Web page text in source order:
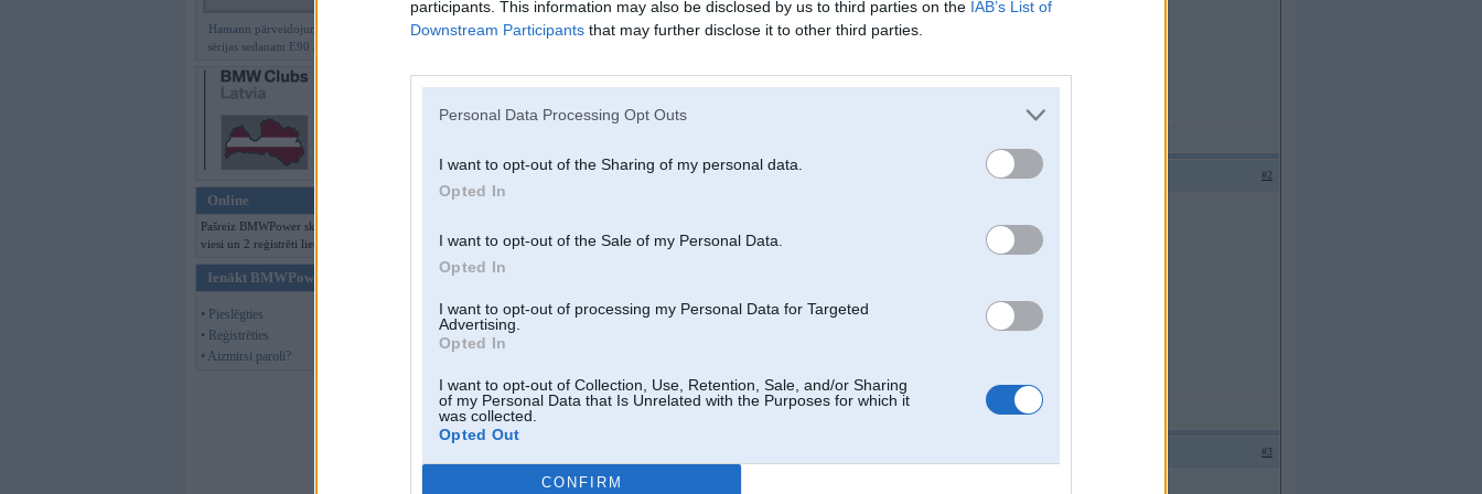
participants. This information may also be disclosed by us to third parties on the IAB’s List of
Downstream Participants that may further disclose it to other third parties.
Personal Data Processing Opt Outs
I want to opt-out of the Sharing of my personal data.
Opted In
I want to opt-out of the Sale of my Personal Data.
Opted In
I want to opt-out of processing my Personal Data for Targeted
Advertising.
Opted In
I want to opt-out of Collection, Use, Retention, Sale, and/or Sharing
of my Personal Data that Is Unrelated with the Purposes for which it
was collected.
Opted Out
CONFIRM
Hamann pārveidojumi BMW 3.
sērijas sedanam E90 ar M paketi
Online
Pašreiz BMWPower skatās 121
viesi un 2 reģistrēti lietotāji.
Ienākt BMWPower
• Pieslēgties
• Reģistrēties
• Aizmirsi paroli?
Kopš:18. Sep 2009
Ziņojumi:7
21. Jan 2010, 14:39 #2
18. Sep 2009
Cēsis
Ziņojumi: 7
Offline
#3
nakad nepsied " Jauna teema" tad jau viss buss ok